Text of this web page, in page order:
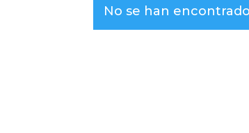
No se han